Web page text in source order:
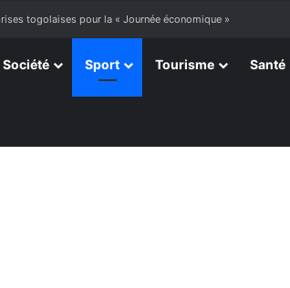
Société Sport Tourisme Santé